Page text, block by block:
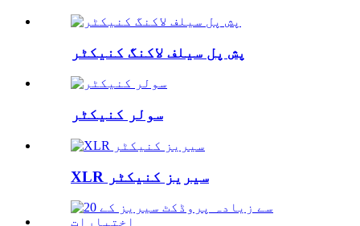
پش پل سیلف لاکنگ کنیکٹر
سولر کنیکٹر
XLR سیریز کنیکٹر